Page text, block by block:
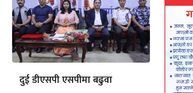
दुई डीएसपी एसपीमा बढुवा